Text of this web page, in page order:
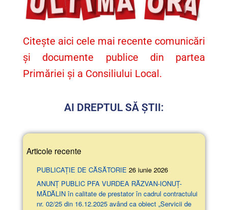
Citește aici cele mai recente comunicări
și documente publice din partea
Primăriei și a Consiliului Local.
AI DREPTUL SĂ ȘTII:
Articole recente
PUBLICAȚIE DE CĂSĂTORIE 26 iunie 2026
ANUNŢ PUBLIC PFA VURDEA RĂZVAN-IONUȚ-
MĂDĂLIN în calitate de prestator în cadrul contractului
nr. 02/25 din 16.12.2025 având ca obiect „Servicii de